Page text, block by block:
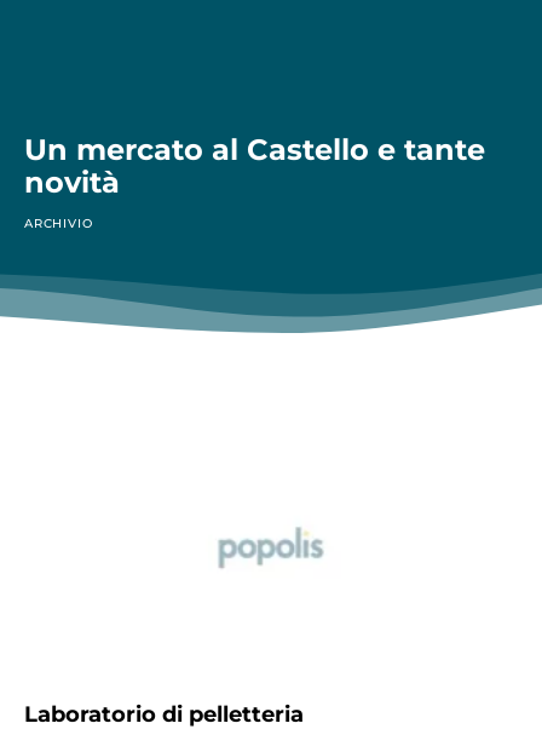
Un mercato al Castello e tante
novità
ARCHIVIO
Laboratorio di pelletteria